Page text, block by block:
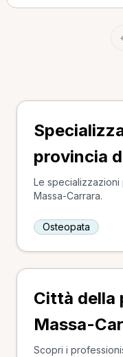
provincia
Le
Massa-Carrara.
Osteopata
Città della
Massa-
Scopri i